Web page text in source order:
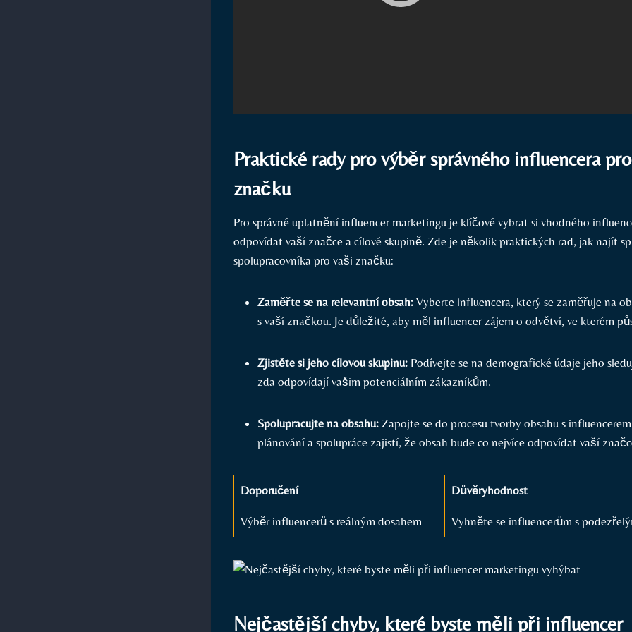
Praktické rady ⁤pro výběr správného influencera⁤
značku
Pro správné uplatnění influencer marketingu je klíčové vybrat si vhodného
odpovídat vaší značce a cílové skupině.​ Zde je několik praktických rad, jak najít
spolupracovníka pro vaši značku:
Zaměřte se na relevantní obsah: Vyberte ‍influencera, který‌ se zaměřuje na
s vaší značkou. Je důležité, aby měl influencer zájem o odvětví, ve kterém‌
Zjistěte si ⁣jeho cílovou skupinu: Podívejte se na demografické údaje jeho
zda⁣ odpovídají‌ vašim potenciálním⁢ zákazníkům.
Spolupracujte na obsahu: Zapojte⁢ se do procesu tvorby obsahu s
plánování a spolupráce zajistí, ‍že obsah bude co nejvíce odpovídat vaší
Doporučení Důvěryhodnost
Výběr influencerů s reálným dosahem Vyhněte se influencerům s
Nejčastější chyby, které byste měli při‍ influencer